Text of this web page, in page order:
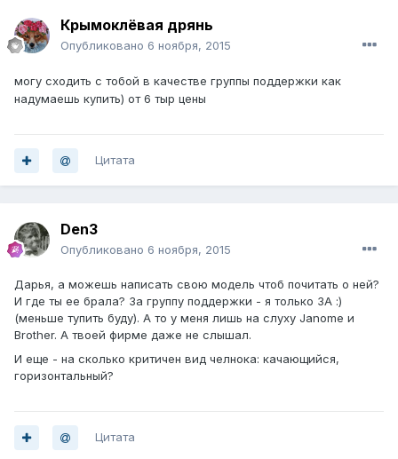
Крымоклёвая дрянь
Опубликовано 6 ноября, 2015
могу сходить с тобой в качестве группы поддержки как
надумаешь купить) от 6 тыр цены
Цитата
Den3
Опубликовано 6 ноября, 2015
Дарья, а можешь написать свою модель чтоб почитать о ней?
И где ты ее брала? За группу поддержки - я только ЗА :)
(меньше тупить буду). А то у меня лишь на слуху Janome и
Brother. А твоей фирме даже не слышал.
И еще - на сколько критичен вид челнока: качающийся,
горизонтальный?
Цитата